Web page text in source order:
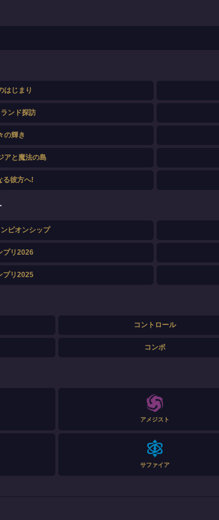
はじまり
ンド探訪
の輝き
アと魔法の島
る彼方へ!
ピオンシップ
プリ2026
プリ2025
コントロール
コンボ
アメジスト
サファイア